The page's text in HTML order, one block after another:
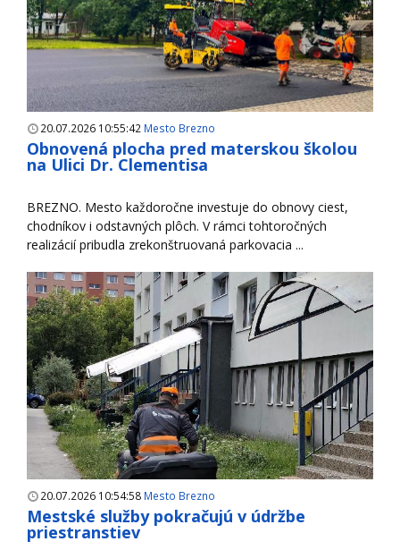
20.07.2026 10:55:42 Mesto Brezno
Obnovená plocha pred materskou školou
na Ulici Dr. Clementisa
BREZNO. Mesto každoročne investuje do obnovy ciest,
chodníkov i odstavných plôch. V rámci tohtoročných
realizácií pribudla zrekonštruovaná parkovacia ...
20.07.2026 10:54:58 Mesto Brezno
Mestské služby pokračujú v údržbe
priestranstiev